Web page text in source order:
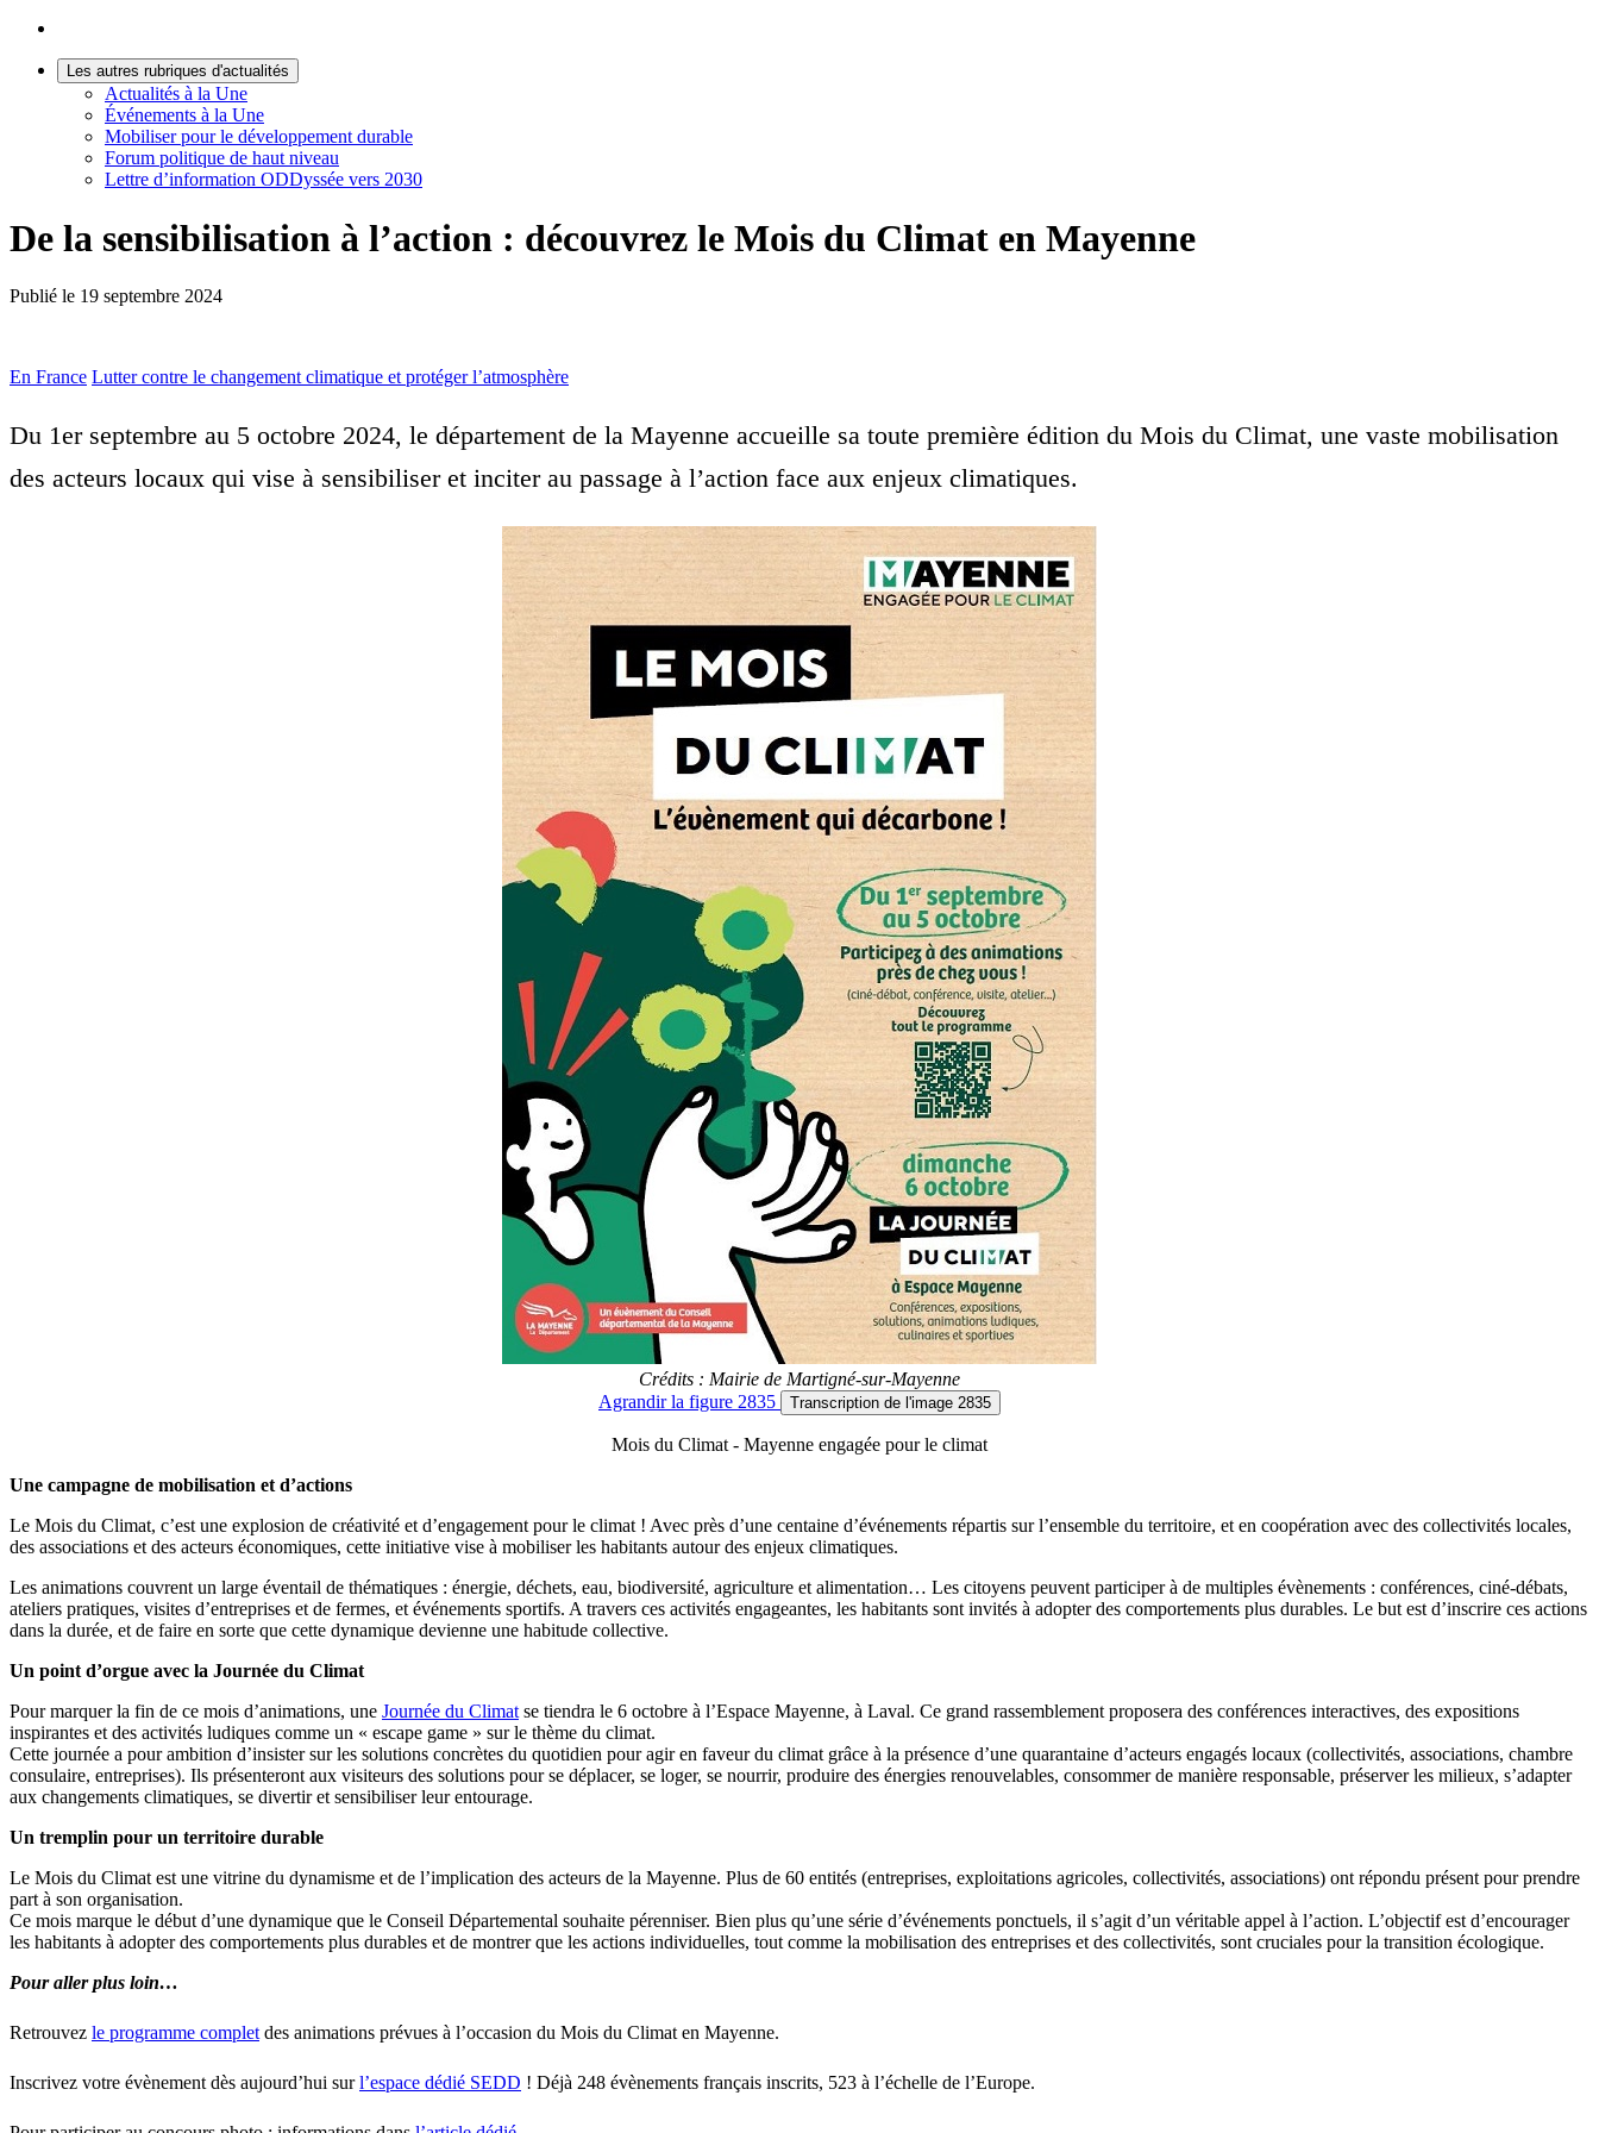
Les autres rubriques d'actualités
Actualités à la Une
Événements à la Une
Mobiliser pour le développement durable
Forum politique de haut niveau
Lettre d’information ODDyssée vers 2030
De la sensibilisation à l’action : découvrez le Mois du Climat en Mayenne
Publié le 19 septembre 2024
En France Lutter contre le changement climatique et protéger l’atmosphère
Du 1er septembre au 5 octobre 2024, le département de la Mayenne accueille sa toute première édition du Mois du Climat, une vaste mobilisation
des acteurs locaux qui vise à sensibiliser et inciter au passage à l’action face aux enjeux climatiques.
Crédits : Mairie de Martigné-sur-Mayenne
Agrandirla figure 2835 Transcription de l'image 2835
Mois du Climat - Mayenne engagée pour le climat
Une campagne de mobilisation et d’actions
Le Mois du Climat, c’est une explosion de créativité et d’engagement pour le climat ! Avec près d’une centaine d’événements répartis sur l’ensemble du territoire, et en coopération avec des collectivités locales,
des associations et des acteurs économiques, cette initiative vise à mobiliser les habitants autour des enjeux climatiques.
Les animations couvrent un large éventail de thématiques : énergie, déchets, eau, biodiversité, agriculture et alimentation… Les citoyens peuvent participer à de multiples évènements : conférences, ciné-débats,
ateliers pratiques, visites d’entreprises et de fermes, et événements sportifs. A travers ces activités engageantes, les habitants sont invités à adopter des comportements plus durables. Le but est d’inscrire ces actions
dans la durée, et de faire en sorte que cette dynamique devienne une habitude collective.
Un point d’orgue avec la Journée du Climat
Pour marquer la fin de ce mois d’animations, une Journée du Climat se tiendra le 6 octobre à l’Espace Mayenne, à Laval. Ce grand rassemblement proposera des conférences interactives, des expositions
inspirantes et des activités ludiques comme un « escape game » sur le thème du climat.
Cette journée a pour ambition d’insister sur les solutions concrètes du quotidien pour agir en faveur du climat grâce à la présence d’une quarantaine d’acteurs engagés locaux (collectivités, associations, chambre
consulaire, entreprises). Ils présenteront aux visiteurs des solutions pour se déplacer, se loger, se nourrir, produire des énergies renouvelables, consommer de manière responsable, préserver les milieux, s’adapter
aux changements climatiques, se divertir et sensibiliser leur entourage.
Un tremplin pour un territoire durable
Le Mois du Climat est une vitrine du dynamisme et de l’implication des acteurs de la Mayenne. Plus de 60 entités (entreprises, exploitations agricoles, collectivités, associations) ont répondu présent pour prendre
part à son organisation.
Ce mois marque le début d’une dynamique que le Conseil Départemental souhaite pérenniser. Bien plus qu’une série d’événements ponctuels, il s’agit d’un véritable appel à l’action. L’objectif est d’encourager
les habitants à adopter des comportements plus durables et de montrer que les actions individuelles, tout comme la mobilisation des entreprises et des collectivités, sont cruciales pour la transition écologique.
Pour aller plus loin…
Retrouvez le programme complet des animations prévues à l’occasion du Mois du Climat en Mayenne.
Inscrivez votre évènement dès aujourd’hui surl’espace dédié SEDD ! Déjà 248 évènements français inscrits, 523 à l’échelle de l’Europe.